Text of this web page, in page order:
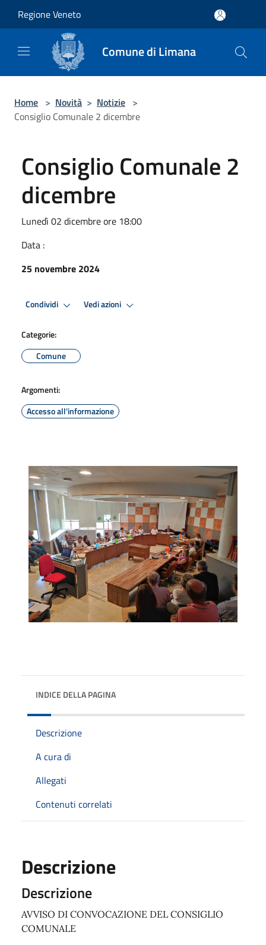
Regione Veneto
Comune di Limana
Home > Novità > Notizie >
Consiglio Comunale 2 dicembre
Consiglio Comunale 2
dicembre
Lunedì 02 dicembre ore 18:00
Data :
25 novembre 2024
Condividi Vedi azioni
Categorie:
Comune
Argomenti:
Accesso all'informazione
INDICE DELLA PAGINA
Descrizione
A cura di
Allegati
Contenuti correlati
Descrizione
Descrizione
AVVISO DI CONVOCAZIONE DEL CONSIGLIO
COMUNALE